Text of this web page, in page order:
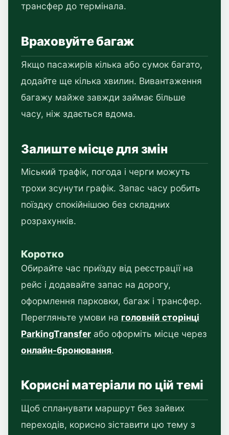
трансфер до термінала.
Враховуйте багаж
Якщо пасажирів кілька або сумок багато,
додайте ще кілька хвилин. Вивантаження
багажу майже завжди займає більше
часу, ніж здається вдома.
Залиште місце для змін
Міський трафік, погода і черги можуть
трохи зсунути графік. Запас часу робить
поїздку спокійнішою без складних
розрахунків.
Коротко
Обирайте час приїзду від реєстрації на
рейс і додавайте запас на дорогу,
оформлення парковки, багаж і трансфер.
Перегляньте умови на головній сторінці
ParkingTransfer або оформіть місце через
онлайн-бронювання.
Корисні матеріали по цій темі
Щоб спланувати маршрут без зайвих
переходів, корисно зіставити цю тему з